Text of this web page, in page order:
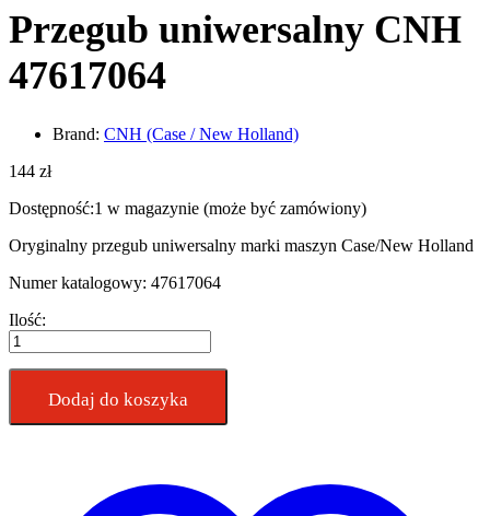
Przegub uniwersalny CNH
47617064
Brand: CNH (Case / New Holland)
144 zł
Dostępność:1 w magazynie (może być zamówiony)
Oryginalny przegub uniwersalny marki maszyn Case/New Holland
Numer katalogowy: 47617064
Przegub
uniwersalny
CNH
quantity
Ilość:
Dodaj do koszyka